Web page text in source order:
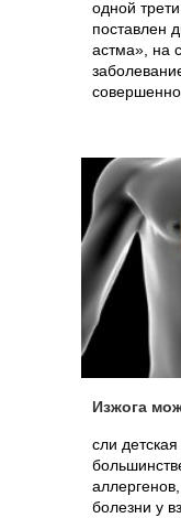
одной
поставлен
астма», на
Изжога
сли
болезни у